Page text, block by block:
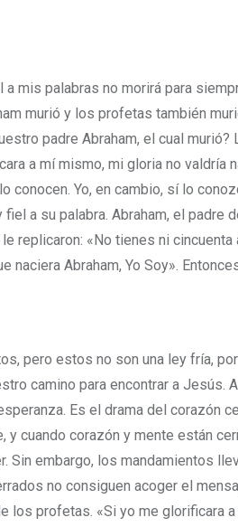
mis palabras no morirá para
murió y los profetas también
padre Abraham, el cual
a mí mismo, mi gloria no valdría
conocen. Yo, en cambio, sí lo
a su palabra. Abraham, el padre
replicaron: «No tienes ni cincuenta
Abraham, Yo Soy».
pero estos no son una ley fría,
camino para encontrar a Jesús.
Es el drama del corazón
cuando corazón y mente están
embargo, los mandamientos
no consiguen acoger el
profetas. «Si yo me glorificara